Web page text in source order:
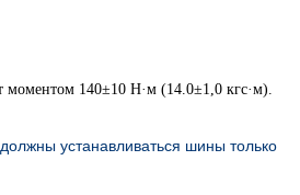
моментом 140±10 Н·м (14.0±1,0 кгс·м).
устанавливаться шины только